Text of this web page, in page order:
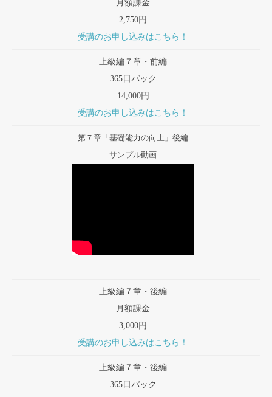
月額課金
2,750円
受講のお申し込みはこちら！
上級編７章・前編
365日パック
14,000円
受講のお申し込みはこちら！
第７章「基礎能力の向上」後編
サンプル動画
上級編７章・後編
月額課金
3,000円
受講のお申し込みはこちら！
上級編７章・後編
365日パック